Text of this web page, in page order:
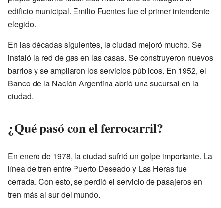
edificio municipal. Emilio Fuentes fue el primer intendente
elegido.
En las décadas siguientes, la ciudad mejoró mucho. Se
instaló la red de gas en las casas. Se construyeron nuevos
barrios y se ampliaron los servicios públicos. En 1952, el
Banco de la Nación Argentina abrió una sucursal en la
ciudad.
¿Qué pasó con el ferrocarril?
En enero de 1978, la ciudad sufrió un golpe importante. La
línea de tren entre Puerto Deseado y Las Heras fue
cerrada. Con esto, se perdió el servicio de pasajeros en
tren más al sur del mundo.